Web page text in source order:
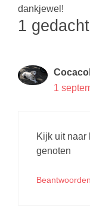
dankjewel!
1
1
Kijk uit naar
genoten
Beantwoorden